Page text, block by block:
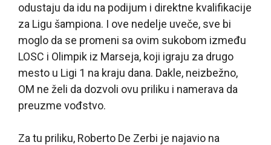
odustaju da idu na podijum i direktne kvalifikacije
za Ligu šampiona. I ove nedelje uveče, sve bi
moglo da se promeni sa ovim sukobom između
LOSC i Olimpik iz Marseja, koji igraju za drugo
mesto u Ligi 1 na kraju dana. Dakle, neizbežno,
OM ne želi da dozvoli ovu priliku i namerava da
preuzme vođstvo.
Za tu priliku, Roberto De Zerbi je najavio na